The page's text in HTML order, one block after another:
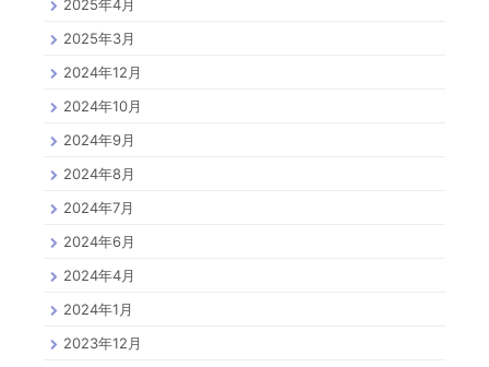
2025年4月
2025年3月
2024年12月
2024年10月
2024年9月
2024年8月
2024年7月
2024年6月
2024年4月
2024年1月
2023年12月